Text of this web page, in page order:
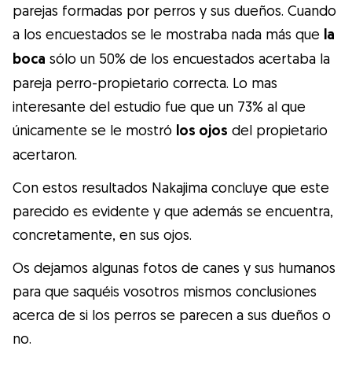
parejas formadas por perros y sus dueños. Cuando
a los encuestados se le mostraba nada más que la
boca sólo un 50% de los encuestados acertaba la
pareja perro-propietario correcta. Lo mas
interesante del estudio fue que un 73% al que
únicamente se le mostró los ojos del propietario
acertaron.
Con estos resultados Nakajima concluye que este
parecido es evidente y que además se encuentra,
concretamente, en sus ojos.
Os dejamos algunas fotos de canes y sus humanos
para que saquéis vosotros mismos conclusiones
acerca de si los perros se parecen a sus dueños o
no.